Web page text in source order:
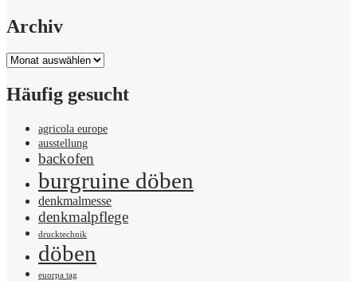
Archiv
Archiv
Häufig gesucht
agricola europe
ausstellung
backofen
burgruine döben
denkmalmesse
denkmalpflege
drucktechnik
döben
euorpa tag